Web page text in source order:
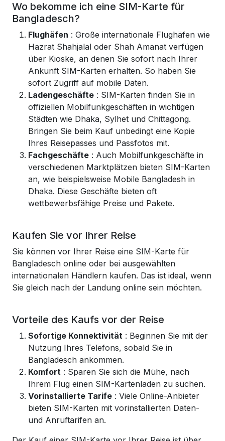
Wo bekomme ich eine SIM-Karte für
Bangladesch?
Flughäfen : Große internationale Flughäfen wie
Hazrat Shahjalal oder Shah Amanat verfügen
über Kioske, an denen Sie sofort nach Ihrer
Ankunft SIM-Karten erhalten. So haben Sie
sofort Zugriff auf mobile Daten.
Ladengeschäfte : SIM-Karten finden Sie in
offiziellen Mobilfunkgeschäften in wichtigen
Städten wie Dhaka, Sylhet und Chittagong.
Bringen Sie beim Kauf unbedingt eine Kopie
Ihres Reisepasses und Passfotos mit.
Fachgeschäfte : Auch Mobilfunkgeschäfte in
verschiedenen Marktplätzen bieten SIM-Karten
an, wie beispielsweise Mobile Bangladesh in
Dhaka. Diese Geschäfte bieten oft
wettbewerbsfähige Preise und Pakete.
Kaufen Sie vor Ihrer Reise
Sie können vor Ihrer Reise eine SIM-Karte für
Bangladesch online oder bei ausgewählten
internationalen Händlern kaufen. Das ist ideal, wenn
Sie gleich nach der Landung online sein möchten.
Vorteile des Kaufs vor der Reise
Sofortige Konnektivität : Beginnen Sie mit der
Nutzung Ihres Telefons, sobald Sie in
Bangladesch ankommen.
Komfort : Sparen Sie sich die Mühe, nach
Ihrem Flug einen SIM-Kartenladen zu suchen.
Vorinstallierte Tarife : Viele Online-Anbieter
bieten SIM-Karten mit vorinstallierten Daten-
und Anruftarifen an.